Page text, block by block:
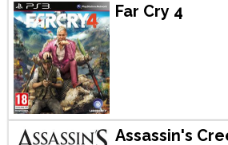
Far Cry 4
Assassin's